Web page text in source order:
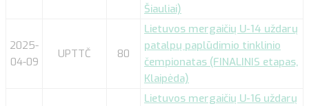
Šiauliai)
2025-
04-09
UPTTČ 80
Lietuvos mergaičių U-14 uždarų
patalpų paplūdimio tinklinio
čempionatas (FINALINIS etapas,
Klaipėda)
Lietuvos mergaičių U-16 uždarų